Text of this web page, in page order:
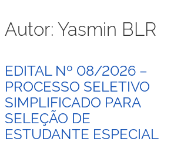
Autor:Yasmin BLR
EDITAL Nº 08/2026 –
PROCESSO SELETIVO
SIMPLIFICADO PARA
SELEÇÃO DE
ESTUDANTE ESPECIAL